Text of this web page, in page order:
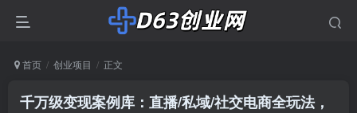
首页 创业项目 正文
千万级变现案例库：直播/私域/社交电商全玩法，